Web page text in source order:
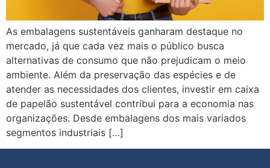
As embalagens sustentáveis ganharam destaque no
mercado, já que cada vez mais o público busca
alternativas de consumo que não prejudicam o meio
ambiente. Além da preservação das espécies e de
atender as necessidades dos clientes, investir em caixa
de papelão sustentável contribui para a economia nas
organizações. Desde embalagens dos mais variados
segmentos industriais […]